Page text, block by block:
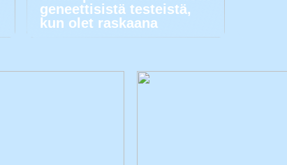
geneettisistä testeistä,
kun olet raskaana